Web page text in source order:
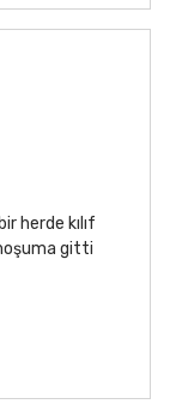
herde kılıf
gitti